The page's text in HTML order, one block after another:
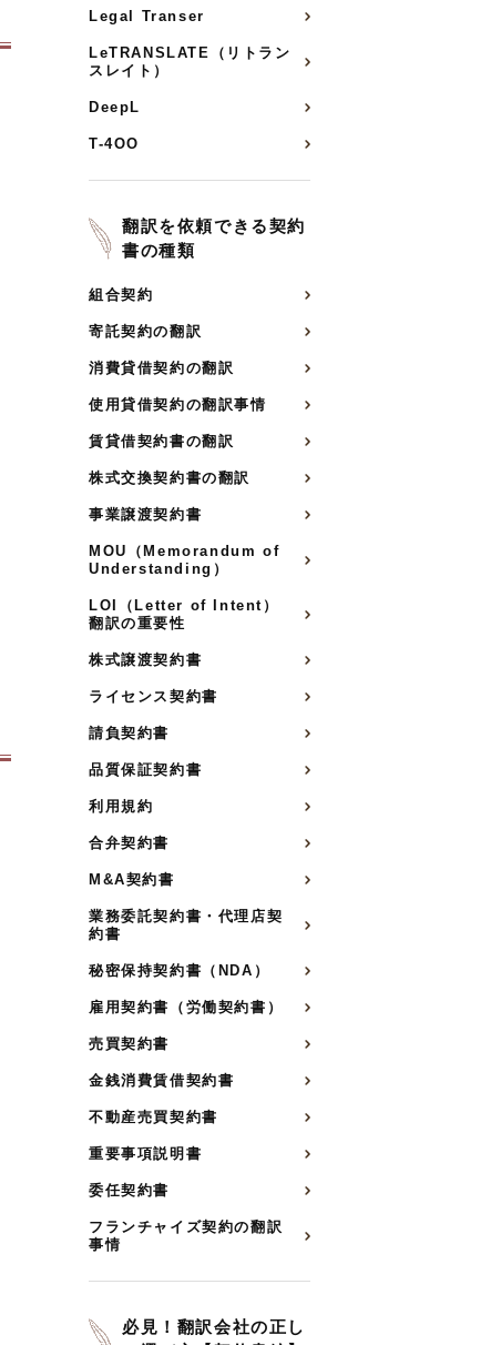
Legal Transer
LeTRANSLATE（リトラン
スレイト）
DeepL
T-4OO
翻訳を依頼できる契約
書の種類
組合契約
寄託契約の翻訳
消費貸借契約の翻訳
使用貸借契約の翻訳事情
賃貸借契約書の翻訳
株式交換契約書の翻訳
事業譲渡契約書
MOU（Memorandum of
Understanding）
LOI（Letter of Intent）
翻訳の重要性
株式譲渡契約書
ライセンス契約書
請負契約書
品質保証契約書
利用規約
合弁契約書
M&A契約書
業務委託契約書・代理店契
約書
秘密保持契約書（NDA）
雇用契約書（労働契約書）
売買契約書
金銭消費賃借契約書
不動産売買契約書
重要事項説明書
委任契約書
フランチャイズ契約の翻訳
事情
必見！翻訳会社の正し